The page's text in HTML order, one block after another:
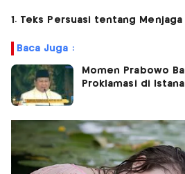
1. Teks Persuasi tentang Menjaga
Baca Juga :
Momen Prabowo
Proklamasi di